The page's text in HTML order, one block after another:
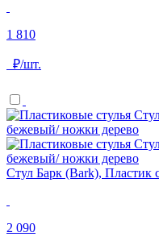
1 810
₽/шт.
Стул Барк (Bark), Пластик
2 090